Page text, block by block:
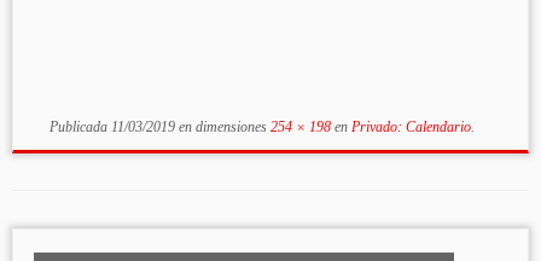
Publicada 11/03/2019en dimensiones254 × 198enPrivado: Calendario.